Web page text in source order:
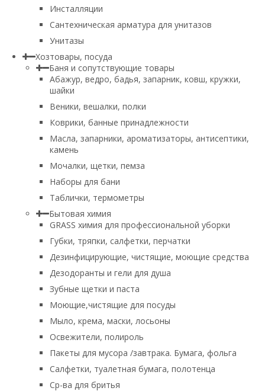
Инсталляции
Сантехническая арматура для унитазов
Унитазы
Хозтовары, посуда
Баня и сопутствующие товары
Абажур, ведро, бадья, запарник, ковш, кружки,
шайки
Веники, вешалки, полки
Коврики, банные принадлежности
Масла, запарники, ароматизаторы, антисептики,
камень
Мочалки, щетки, пемза
Наборы для бани
Таблички, термометры
Бытовая химия
GRASS химия для профессиональной уборки
Губки, тряпки, салфетки, перчатки
Дезинфицирующие, чистящие, моющие средства
Дезодоранты и гели для душа
Зубные щетки и паста
Моющие,чистящие для посуды
Мыло, крема, маски, лосьоны
Освежители, полироль
Пакеты для мусора /завтрака. Бумага, фольга
Салфетки, туалетная бумага, полотенца
Ср-ва для бритья